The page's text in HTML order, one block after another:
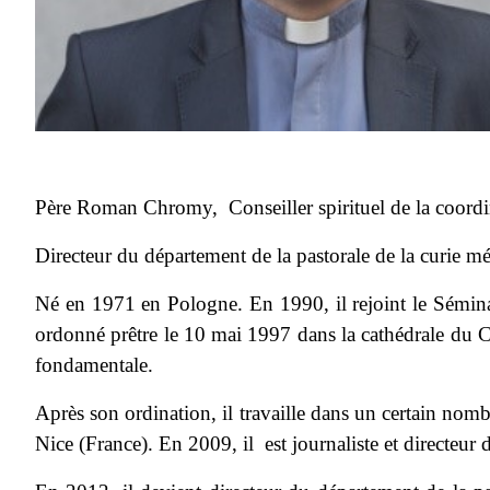
Père Roman Chromy, Conseiller spirituel de la
Directeur du département de la pastorale de la curie
Né en 1971 en Pologne. En 1990, il rejoint le
ordonné prêtre le 10 mai 1997 dans la cathédrale
fondamentale.
Après son ordination, il travaille dans un certain
Nice (France). En 2009, il est journaliste et directeur